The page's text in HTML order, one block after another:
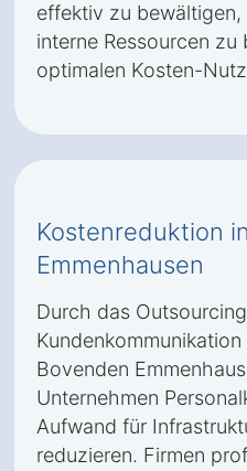
effektiv zu
interne Ressourcen
optimalen Kosten-
Kostenreduktion
Emmenhausen
Durch das
Bovenden
Unternehmen
Aufwand für
reduzieren. Firmen